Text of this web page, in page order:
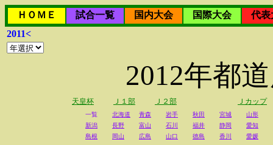
ＨＯＭＥ 試合一覧 国内大会 国際大会
代表
2011<
2012年都
天皇杯 Ｊ１部 Ｊ２部 Ｊカップ
一覧 北海道 青森 岩手 秋田 宮城
山形
新潟
長野 富山 石川 福井 静岡
愛知
島根
岡山 広島 山口 徳島 香川 愛媛